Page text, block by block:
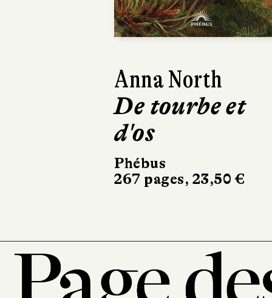
Anna North
De tourbe et
d'os
Phébus
267 pages, 23,50 €
Figures
Gallimard,